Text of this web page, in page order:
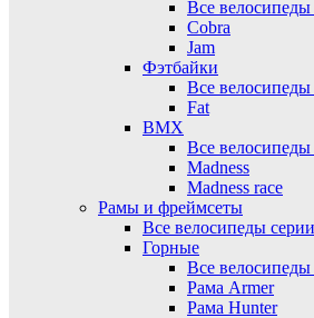
Все велосипеды
Cobra
Jam
Фэтбайки
Все велосипеды
Fat
BMX
Все велосипеды
Madness
Madness race
Рамы и фреймсеты
Все велосипеды серии
Горные
Все велосипеды
Рама Armer
Рама Hunter